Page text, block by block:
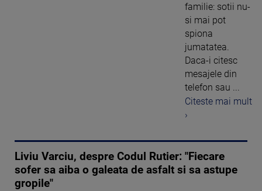
familie: sotii nu-
si mai pot
spiona
jumatatea.
Daca-i citesc
mesajele din
telefon sau ...
Citeste mai mult
›
Liviu Varciu, despre Codul Rutier: "Fiecare
sofer sa aiba o galeata de asfalt si sa astupe
gropile"